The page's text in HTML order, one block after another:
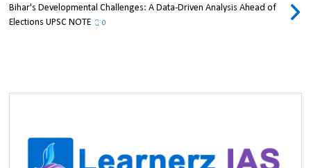
Bihar's Developmental Challenges: A Data-Driven Analysis Ahead of
Elections UPSC NOTE
0